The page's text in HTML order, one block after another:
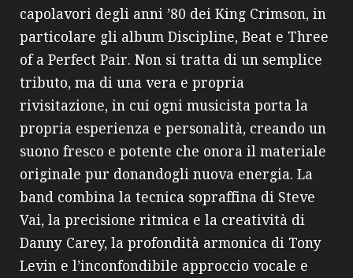
capolavori degli anni ’80 dei King Crimson, in
particolare gli album Discipline, Beat e Three
of a Perfect Pair. Non si tratta di un semplice
tributo, ma di una vera e propria
rivisitazione, in cui ogni musicista porta la
propria esperienza e personalità, creando un
suono fresco e potente che onora il materiale
originale pur donandogli nuova energia. La
band combina la tecnica sopraffina di Steve
Vai, la precisione ritmica e la creatività di
Danny Carey, la profondità armonica di Tony
Levin e l’inconfondibile approccio vocale e